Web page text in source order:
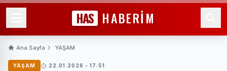
HAS HABERİM
Ana Sayfa YAŞAM
YAŞAM 22.01.2026 - 17:51